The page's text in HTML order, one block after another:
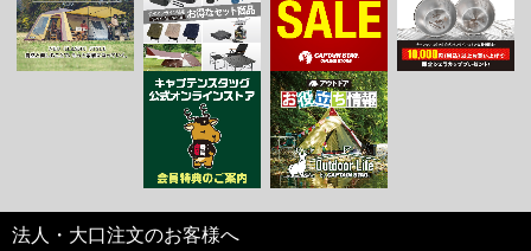
法人・大口注文のお客様へ